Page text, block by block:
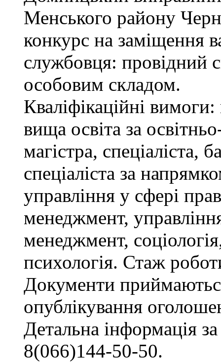
Менського району
конкурс на заміщення
службовця: провідний
особовим складом.
Кваліфікаційні
вища освіта за
магістра, спеціаліста,
спеціаліста за
управління у сфері
менеджмент,
менеджмент,
психологія. Стаж
Документи
опублікування
Детальна інформація
8(066)144-50-50.